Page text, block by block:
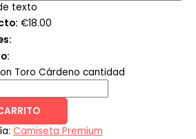
texto
€18.00
Toro Cárdeno cantidad
Camiseta Premium